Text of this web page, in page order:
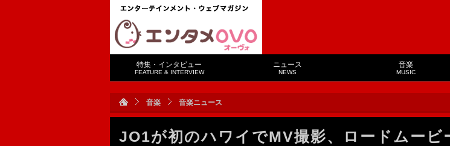
特集・インタビュー
FEATURE & INTERVIEW
ニュース
NEWS
音楽
MUSIC
音楽 音楽ニュース
JO1が初のハワイでMV撮影、ロードムービ